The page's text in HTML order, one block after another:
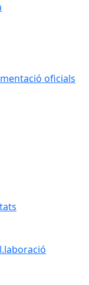
oficials